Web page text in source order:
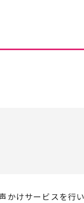
けサービスを行い